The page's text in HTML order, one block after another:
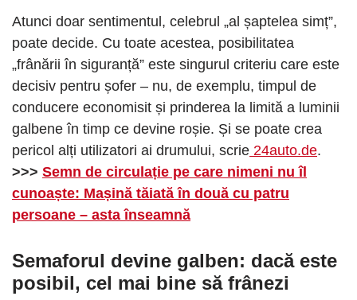
Atunci doar sentimentul, celebrul „al șaptelea simț”,
poate decide. Cu toate acestea, posibilitatea
„frânării în siguranță” este singurul criteriu care este
decisiv pentru șofer – nu, de exemplu, timpul de
conducere economisit și prinderea la limită a luminii
galbene în timp ce devine roșie. Și se poate crea
pericol alți utilizatori ai drumului, scrie 24auto.de.
>>> Semn de circulație pe care nimeni nu îl
cunoaște: Mașină tăiată în două cu patru
persoane – asta înseamnă
Semaforul devine galben: dacă este
posibil, cel mai bine să frânezi